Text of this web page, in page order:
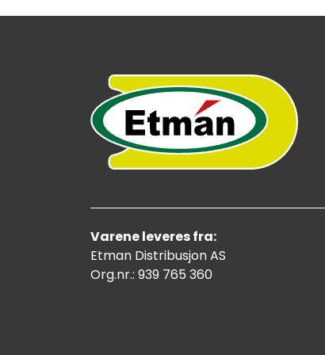
Varene leveres fra:
Etman Distribusjon AS
Org.nr.: 939 765 360